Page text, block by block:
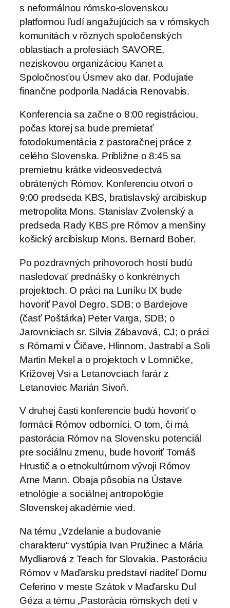
s neformálnou rómsko-slovenskou
platformou ľudí angažujúcich sa v rómskych
komunitách v rôznych spoločenských
oblastiach a profesiách SAVORE,
neziskovou organizáciou Kanet a
Spoločnosťou Úsmev ako dar. Podujatie
finančne podporila Nadácia Renovabis.
Konferencia sa začne o 8:00 registráciou,
počas ktorej sa bude premietať
fotodokumentácia z pastoračnej práce z
celého Slovenska. Približne o 8:45 sa
premietnu krátke videosvedectvá
obrátených Rómov. Konferenciu otvorí o
9:00 predseda KBS, bratislavský arcibiskup
metropolita Mons. Stanislav Zvolenský a
predseda Rady KBS pre Rómov a menšiny
košický arcibiskup Mons. Bernard Bober.
Po pozdravných príhovoroch hostí budú
nasledovať prednášky o konkrétnych
projektoch. O práci na Luníku IX bude
hovoriť Pavol Degro, SDB; o Bardejove
(časť Poštárka) Peter Varga, SDB; o
Jarovniciach sr. Silvia Zábavová, CJ; o práci
s Rómami v Čičave, Hlinnom, Jastrabí a Soli
Martin Mekel a o projektoch v Lomničke,
Krížovej Vsi a Letanovciach farár z
Letanoviec Marián Sivoň.
V druhej časti konferencie budú hovoriť o
formácii Rómov odborníci. O tom, či má
pastorácia Rómov na Slovensku potenciál
pre sociálnu zmenu, bude hovoriť Tomáš
Hrustič a o etnokultúrnom vývoji Rómov
Arne Mann. Obaja pôsobia na Ústave
etnológie a sociálnej antropológie
Slovenskej akadémie vied.
Na tému „Vzdelanie a budovanie
charakteru“ vystúpia Ivan Pružinec a Mária
Mydliarová z Teach for Slovakia. Pastoráciu
Rómov v Maďarsku predstaví riaditeľ Domu
Ceferino v meste Szátok v Maďarsku Dul
Géza a tému „Pastorácia rómskych detí v